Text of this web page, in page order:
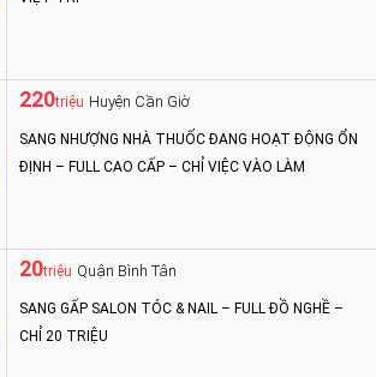
220triệu Huyện Cần Giờ
SANG NHƯỢNG NHÀ THUỐC ĐANG HOẠT ĐỘNG ỔN
ĐỊNH – FULL CAO CẤP – CHỈ VIỆC VÀO LÀM
20triệu Quận Bình Tân
SANG GẤP SALON TÓC & NAIL – FULL ĐỒ NGHỀ –
CHỈ 20 TRIỆU